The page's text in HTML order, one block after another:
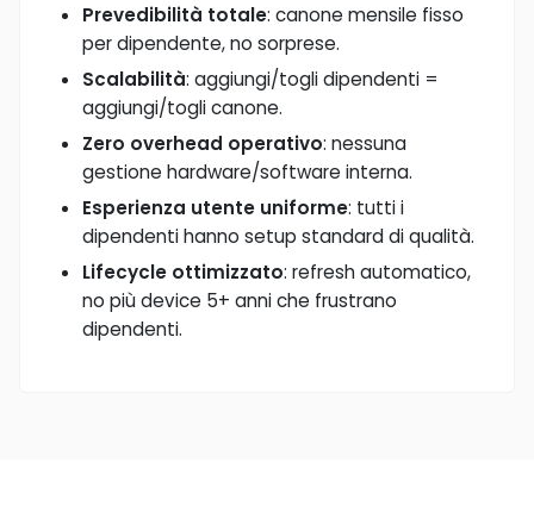
Prevedibilità totale: canone mensile fisso
per dipendente, no sorprese.
Scalabilità: aggiungi/togli dipendenti =
aggiungi/togli canone.
Zero overhead operativo: nessuna
gestione hardware/software interna.
Esperienza utente uniforme: tutti i
dipendenti hanno setup standard di qualità.
Lifecycle ottimizzato: refresh automatico,
no più device 5+ anni che frustrano
dipendenti.